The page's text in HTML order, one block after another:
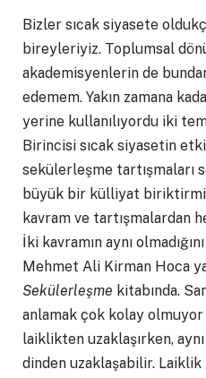
Bizler sıcak siyasete
bireyleriyiz. Toplumsal
akademisyenlerin de
edemem. Yakın zamana
yerine kullanılıyordu iki
Birincisi sıcak siyasetin
sekülerleşme tartışmaları
büyük bir külliyat
kavram ve tartışmalardan
İki kavramın aynı
Mehmet Ali Kirman Hoca
Sekülerleşme kitabında.
anlamak çok kolay
laiklikten uzaklaşırken,
dinden uzaklaşabilir. Laiklik